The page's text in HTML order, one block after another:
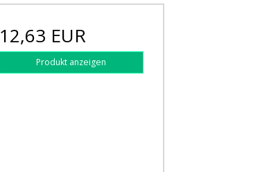
12,63 EUR
Produkt anzeigen